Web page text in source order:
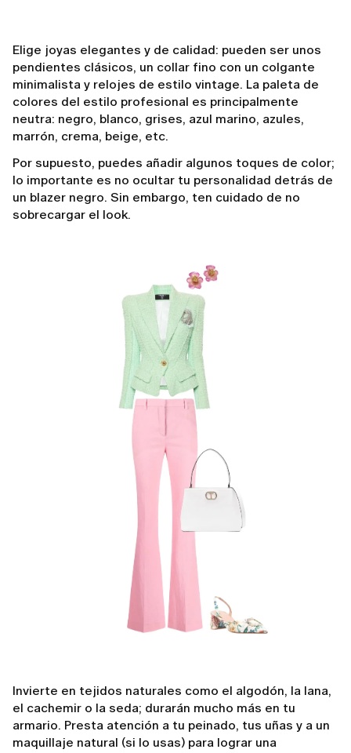
Elige joyas elegantes y de calidad: pueden ser unos
pendientes clásicos, un collar fino con un colgante
minimalista y relojes de estilo vintage. La paleta de
colores del estilo profesional es principalmente
neutra: negro, blanco, grises, azul marino, azules,
marrón, crema, beige, etc.
Por supuesto, puedes añadir algunos toques de color;
lo importante es no ocultar tu personalidad detrás de
un blazer negro. Sin embargo, ten cuidado de no
sobrecargar el look.
Invierte en tejidos naturales como el algodón, la lana,
el cachemir o la seda; durarán mucho más en tu
armario. Presta atención a tu peinado, tus uñas y a un
maquillaje natural (si lo usas) para lograr una